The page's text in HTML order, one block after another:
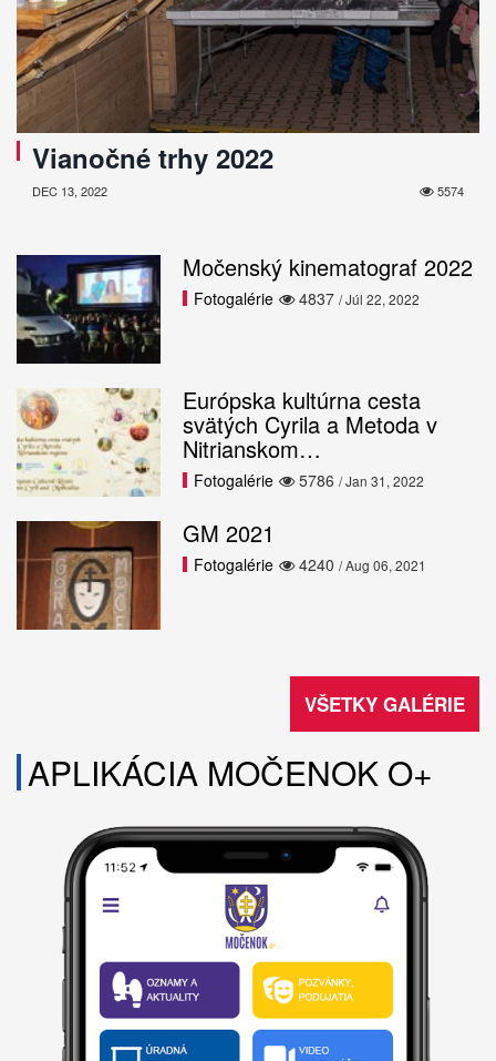
Vianočné trhy 2022
5574
DEC 13, 2022
Močenský kinematograf 2022
4837
Fotogalérie / Júl 22, 2022
Európska kultúrna cesta
svätých Cyrila a Metoda v
Nitrianskom…
5786
Fotogalérie / Jan 31, 2022
GM 2021
4240
Fotogalérie / Aug 06, 2021
VŠETKY GALÉRIE
APLIKÁCIA MOČENOK O+